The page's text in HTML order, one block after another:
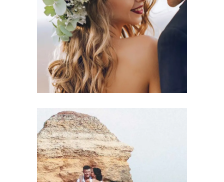
Photography
THE HAPPIEST DAY
Photography